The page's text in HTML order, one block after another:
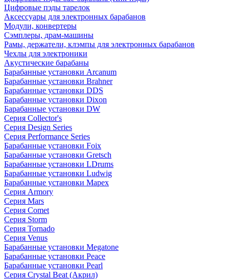
Цифровые пэды тарелок
Аксессуары для электронных барабанов
Модули, конвертеры
Сэмплеры, драм-машины
Рамы, держатели, клэмпы для электронных барабанов
Чехлы для электроники
Акустические барабаны
Барабанные установки Arcanum
Барабанные установки Brahner
Барабанные установки DDS
Барабанные установки Dixon
Барабанные установки DW
Серия Collector's
Серия Design Series
Серия Performance Series
Барабанные установки Foix
Барабанные установки Gretsch
Барабанные установки LDrums
Барабанные установки Ludwig
Барабанные установки Mapex
Серия Armory
Серия Mars
Серия Comet
Серия Storm
Серия Tornado
Серия Venus
Барабанные установки Megatone
Барабанные установки Peace
Барабанные установки Pearl
Серия Crystal Beat (Акрил)